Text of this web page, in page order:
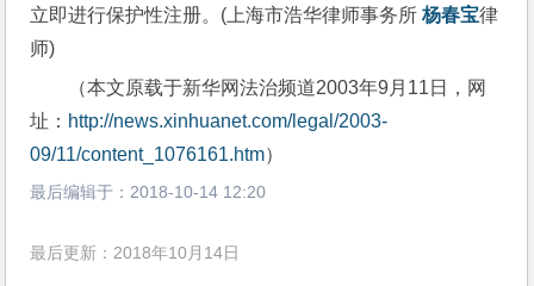
立即进行保护性注册。(上海市浩华律师事务所 杨春宝律
师)
（本文原载于新华网法治频道2003年9月11日，网
址： http://news.xinhuanet.com/legal/2003-
09/11/content_1076161.htm）
最后编辑于： 2018-10-14 12:20
最后更新：2018年10月14日